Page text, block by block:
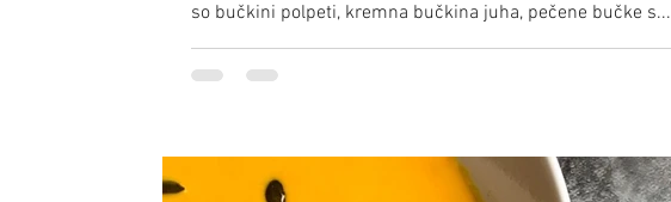
so bučkini polpeti, kremna bučkina juha, pečene bučke s...